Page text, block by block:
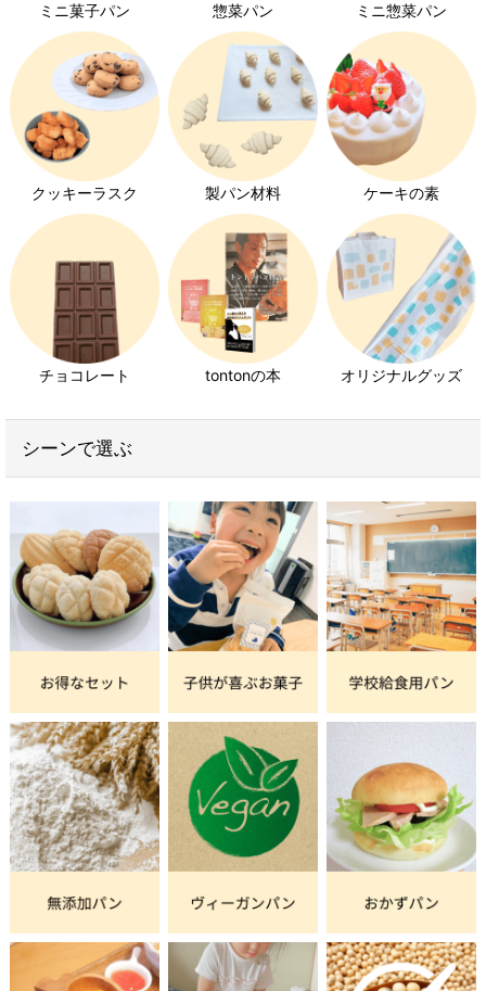
ミニ菓子パン 惣菜パン ミニ惣菜パン
クッキーラスク 製パン材料 ケーキの素
チョコレート tontonの本 オリジナルグッズ
シーンで選ぶ